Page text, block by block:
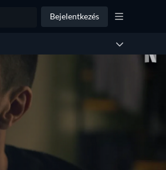
Bejelentkezés